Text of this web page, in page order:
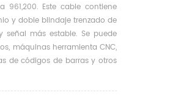
Este cable contiene
y doble blindaje trenzado de
señal más estable. Se puede
máquinas herramienta CNC,
de códigos de barras y otros